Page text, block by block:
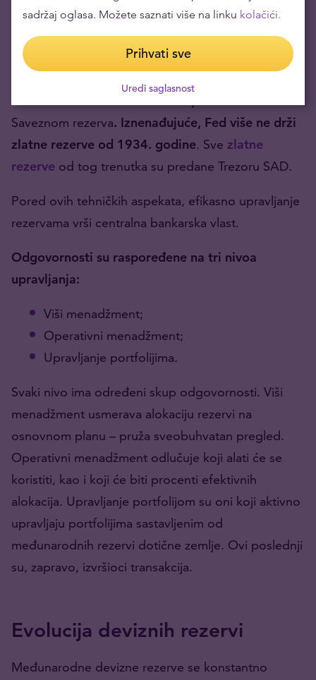
U sva tri ova slučaja, rezerve se direktno drže od
strane Ministarstva finansija (ili Trezora, u slučaju
SAD). Ovaj aspekt je veoma rizičan, jer izlaže
Saveznom rezerva. Iznenađujuće, Fed više ne drži
zlatne rezerve od 1934. godine. Sve zlatne
rezerve od tog trenutka su predane Trezoru SAD.
Pored ovih tehničkih aspekata, efikasno upravljanje
rezervama vrši centralna bankarska vlast.
Odgovornosti su raspoređene na tri nivoa
upravljanja:
Viši menadžment;
Operativni menadžment;
Upravljanje portfolijima.
Svaki nivo ima određeni skup odgovornosti. Viši
menadžment usmerava alokaciju rezervi na
osnovnom planu – pruža sveobuhvatan pregled.
Operativni menadžment odlučuje koji alati će se
koristiti, kao i koji će biti procenti efektivnih
alokacija. Upravljanje portfolijom su oni koji aktivno
upravljaju portfolijima sastavljenim od
međunarodnih rezervi dotične zemlje. Ovi poslednji
su, zapravo, izvršioci transakcija.
Evolucija deviznih rezervi
Međunarodne devizne rezerve se konstantno
sadržaj oglasa. Možete saznati više na linku kolačići.
Prihvati sve
Uredi saglasnost